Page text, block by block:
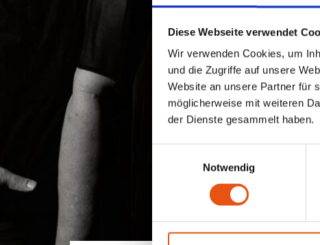
Diese Webseite verwendet
Wir verwenden Cookies, um
und die Zugriffe auf unsere
Website an unsere Partner für
möglicherweise mit weiteren
der Dienste gesammelt haben.
Notwendig